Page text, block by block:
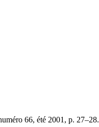
66, été 2001, p. 27–28.